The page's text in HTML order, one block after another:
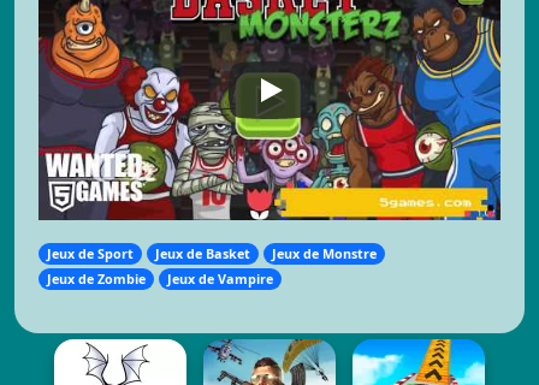
Jeux de Sport Jeux de Basket
Jeux de Monstre
Jeux de Zombie
Jeux de Vampire